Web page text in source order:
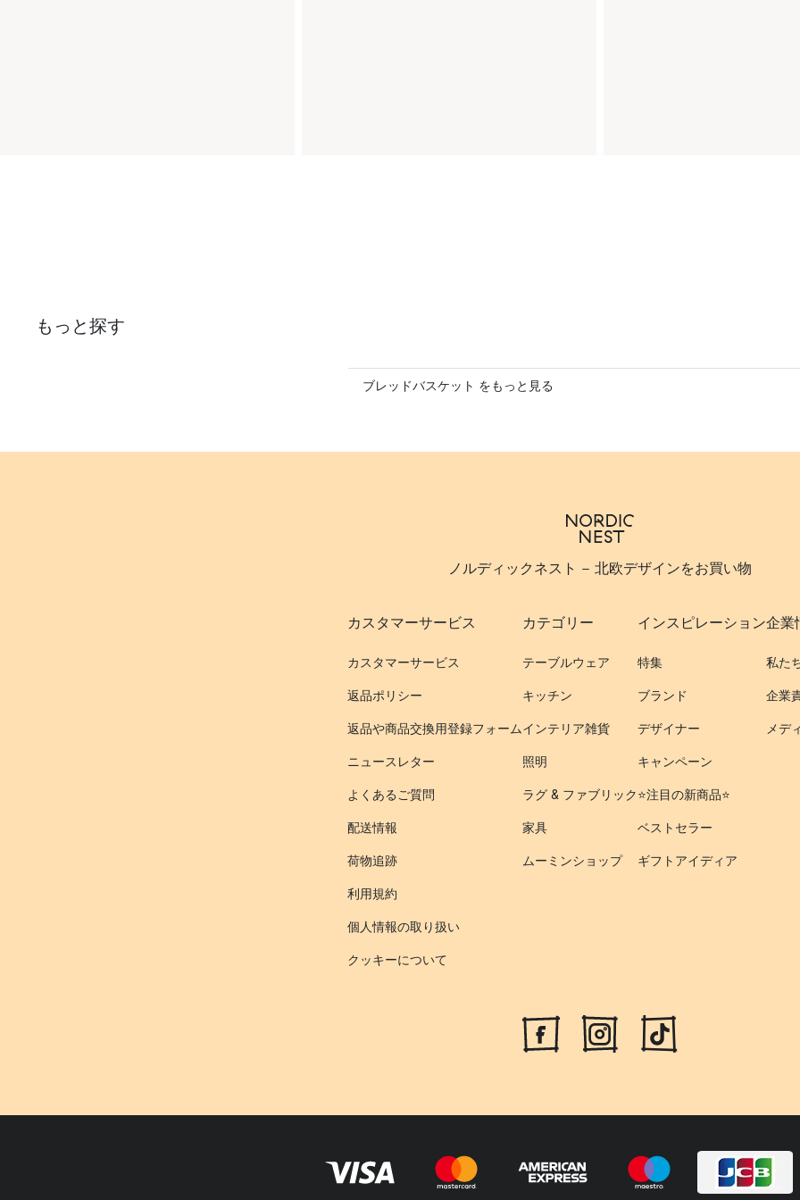
もっと探す
ブレッドバスケット をもっと見る
ノルディックネスト - 北欧デザインをお買い物
カスタマーサービス
カスタマーサービス
返品ポリシー
返品や商品交換用登録フォーム
ニュースレター
よくあるご質問
配送情報
荷物追跡
利用規約
個人情報の取り扱い
クッキーについて
カテゴリー
テーブルウェア
キッチン
インテリア雑貨
照明
ラグ & ファブリック
家具
ムーミンショップ
インスピレーション
特集
ブランド
デザイナー
キャンペーン
⭐️注目の新商品⭐️
ベストセラー
ギフトアイディア
企業
私た
企業
メデ